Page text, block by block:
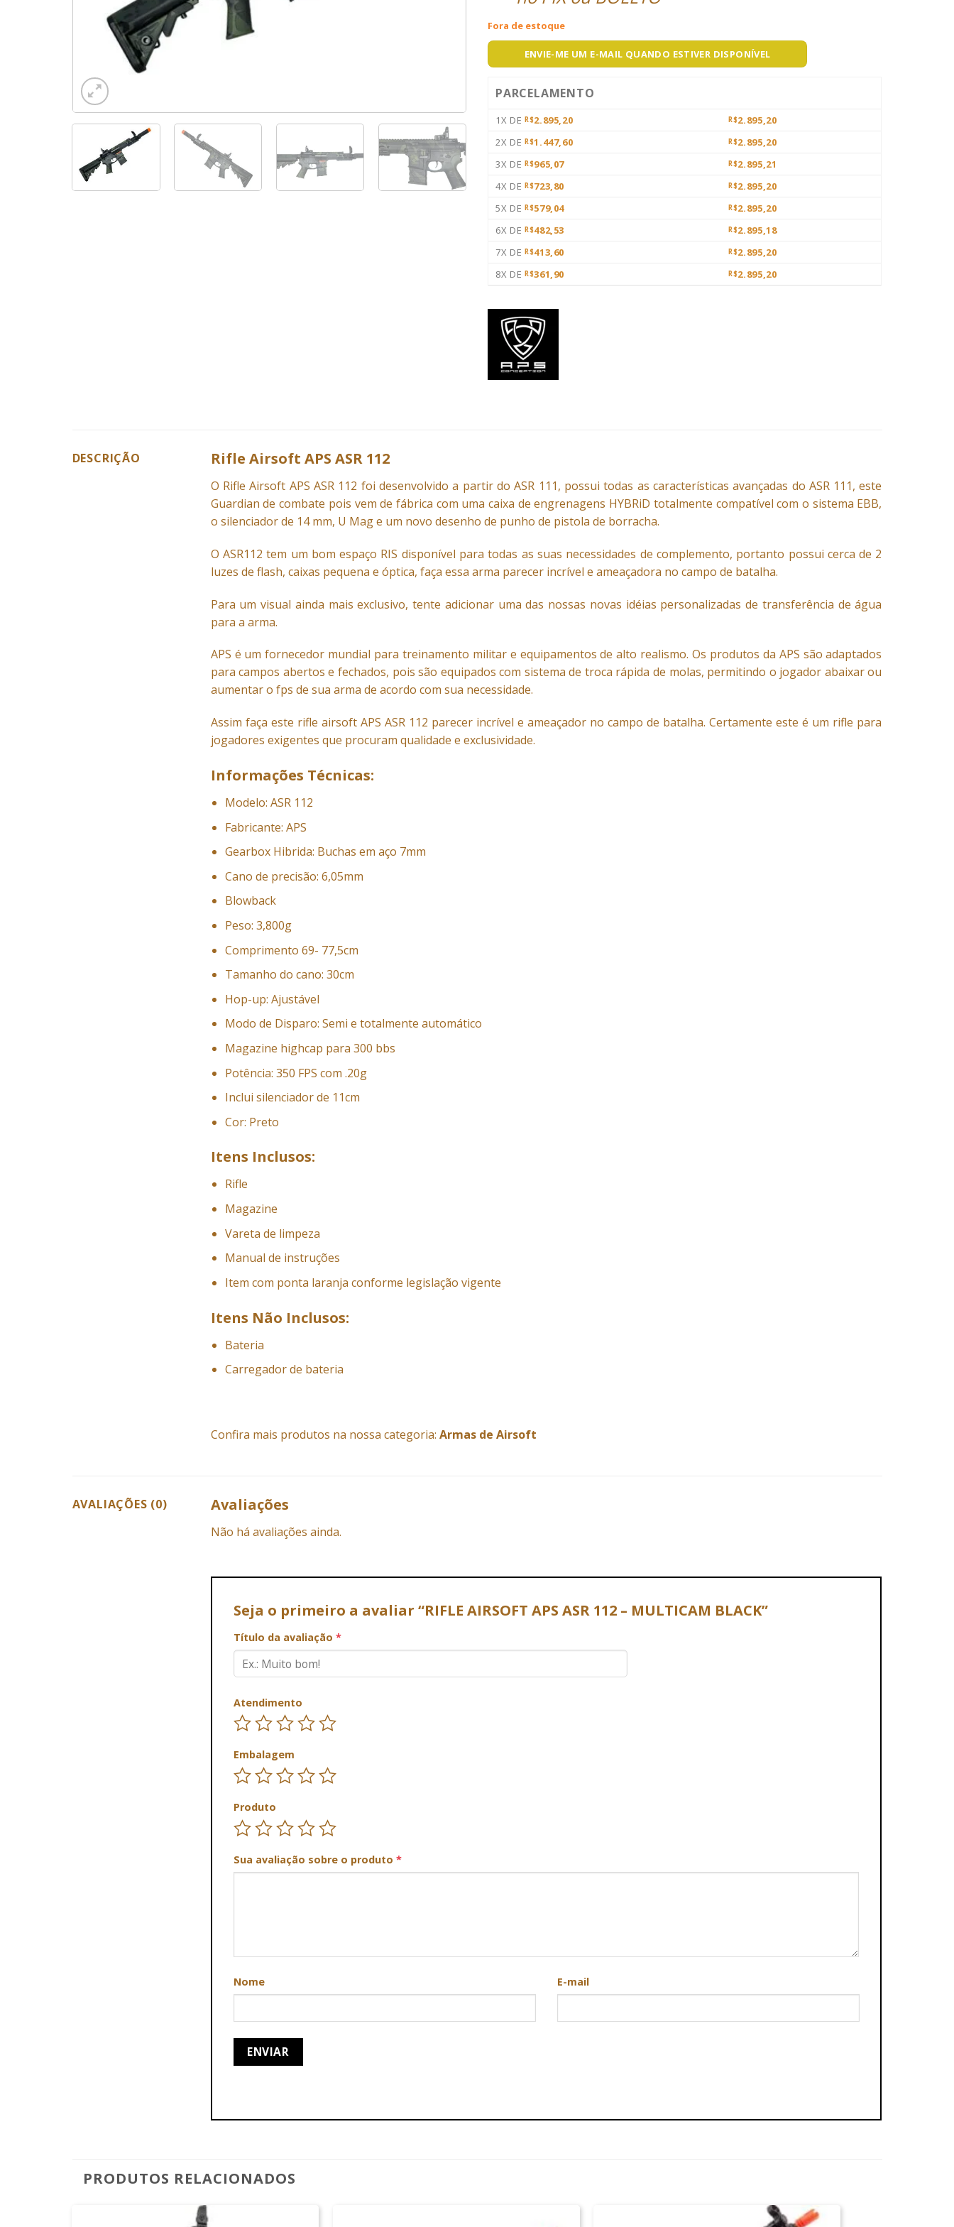
Fora de estoque
ENVIE-ME UM E-MAIL QUANDO ESTIVER DISPONÍVEL
PARCELAMENTO
1X DE R$2.895,20 R$2.895,20
2X DE R$1.447,60 R$2.895,20
3X DE R$965,07 R$2.895,21
4X DE R$723,80 R$2.895,20
5X DE R$579,04 R$2.895,20
6X DE R$482,53 R$2.895,18
7X DE R$413,60 R$2.895,20
8X DE R$361,90 R$2.895,20
DESCRIÇÃO Rifle Airsoft APS ASR 112
O RifleAirsoft APS ASR 112 foi desenvolvido a partir do ASR 111, possui todas as características avançadas do ASR 111, este
Guardian de combate pois vem de fábrica com uma caixa de engrenagens HYBRiD totalmente compatível com o sistema EBB,
o silenciador de 14 mm, U Mag e um novo desenho de punho de pistola de borracha.
O ASR112 tem um bom espaço RIS disponível para todas as suas necessidades de complemento, portanto possui cerca de 2
luzes de flash, caixas pequena e óptica, faça essa arma parecer incrível e ameaçadora no campo de batalha.
Para um visual ainda mais exclusivo, tente adicionar uma das nossas novas idéias personalizadas de transferência de água
para a arma.
APS é um fornecedor mundial para treinamento militar e equipamentos de alto realismo. Os produtos da APS são adaptados
para campos abertos e fechados, pois são equipados com sistema de troca rápida de molas, permitindo o jogador abaixar ou
aumentar o fps de sua arma de acordo com sua necessidade.
Assim faça este rifle airsoft APS ASR 112 parecer incrível e ameaçador no campo de batalha. Certamente este é um rifle para
jogadores exigentes que procuram qualidade e exclusividade.
Informações Técnicas:
Modelo: ASR 112
Fabricante: APS
Gearbox Hibrida: Buchas em aço 7mm
Cano de precisão: 6,05mm
Blowback
Peso: 3,800g
Comprimento 69- 77,5cm
Tamanho do cano: 30cm
Hop-up: Ajustável
Modo de Disparo: Semi e totalmente automático
Magazine highcap para 300 bbs
Potência: 350 FPS com .20g
Inclui silenciador de 11cm
Cor: Preto
Itens Inclusos:
Rifle
Magazine
Vareta de limpeza
Manual de instruções
Item com ponta laranja conforme legislação vigente
Itens Não Inclusos:
Bateria
Carregador de bateria
Confira mais produtos na nossa categoria: Armas de Airsoft
AVALIAÇÕES (0) Avaliações
Não há avaliações ainda.
Seja o primeiro a avaliar “RIFLE AIRSOFT APS ASR 112 – MULTICAM BLACK”
Título da avaliação *
Atendimento
Embalagem
Produto
Sua avaliação sobre o produto *
Nome E-mail
PRODUTOS RELACIONADOS